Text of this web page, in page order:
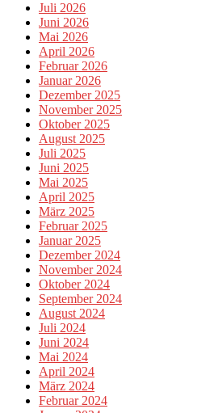
Juli 2026
Juni 2026
Mai 2026
April 2026
Februar 2026
Januar 2026
Dezember 2025
November 2025
Oktober 2025
August 2025
Juli 2025
Juni 2025
Mai 2025
April 2025
März 2025
Februar 2025
Januar 2025
Dezember 2024
November 2024
Oktober 2024
September 2024
August 2024
Juli 2024
Juni 2024
Mai 2024
April 2024
März 2024
Februar 2024